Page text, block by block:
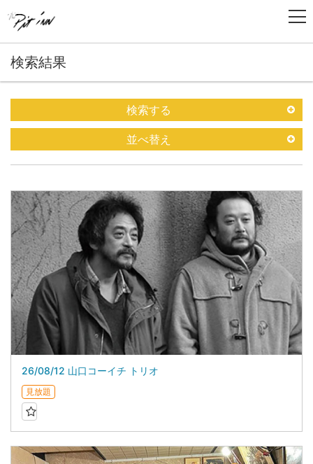
検索結果
検索する
並べ替え
26/08/12 山口コーイチ トリオ
見放題